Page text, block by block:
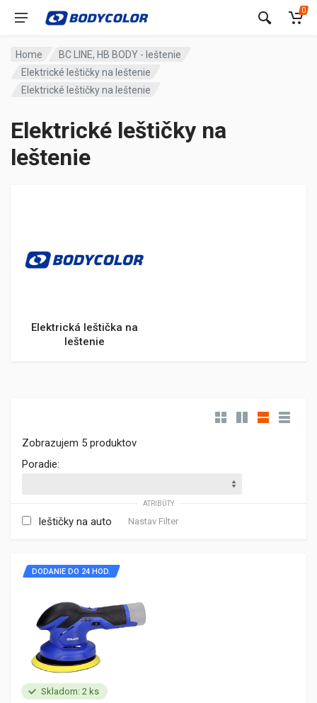
0
Home
BC LINE, HB BODY - leštenie
Elektrické leštičky na leštenie
Elektrické leštičky na leštenie
Elektrické leštičky na
leštenie
Elektrická leštička na
leštenie
Zobrazujem 5 produktov
Poradie:
ATRIBÚTY
leštičky na auto Nastav Filter
Skladom: 2 ks
DODANIE DO 24 HOD.